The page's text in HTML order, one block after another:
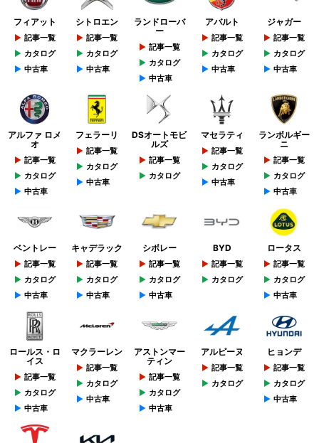
フィアット
記事一覧
カタログ
中古車
シトロエン
記事一覧
カタログ
中古車
ランドローバ
ー
記事一覧
カタログ
中古車
アバルト
記事一覧
カタログ
中古車
ジャガー
記事一覧
カタログ
中古車
アルファ ロメ
オ
記事一覧
カタログ
中古車
フェラーリ
記事一覧
カタログ
中古車
DSオートモビ
ルズ
記事一覧
カタログ
マセラティ
記事一覧
カタログ
中古車
ランボルギー
ニ
記事一覧
カタログ
中古車
ベントレー
記事一覧
カタログ
中古車
キャデラック
記事一覧
カタログ
中古車
シボレー
記事一覧
カタログ
中古車
BYD
記事一覧
カタログ
ロータス
記事一覧
カタログ
中古車
ロールス・ロ
イス
記事一覧
カタログ
中古車
マクラーレン
記事一覧
カタログ
中古車
アストンマー
ティン
記事一覧
カタログ
中古車
アルピーヌ
記事一覧
カタログ
ヒョンデ
記事一覧
カタログ
中古車